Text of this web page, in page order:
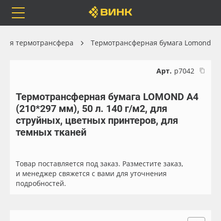
Каталог
Orafol
Доставка
Весь каталог
Рулонные материалы
Листовые материалы
для термотрансфера Термотрансферная бумага Lomond
Арт. р7042
Термотрансферная бумага LOMOND А4
(210*297 мм), 50 л. 140 г/м2, для
струйных, цветных принтеров, для
темных тканей
Товар поставляется под заказ. Разместите заказ,
и менеджер свяжется с вами для уточнения
подробностей.